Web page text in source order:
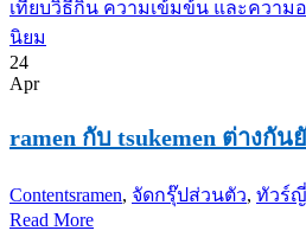
24
Apr
ramen กับ tsukemen ต่างกัน
Contentsramen, จัดกรุ๊ปส่วนตัว, ทัวร์
Read More